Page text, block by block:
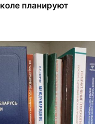
планируют